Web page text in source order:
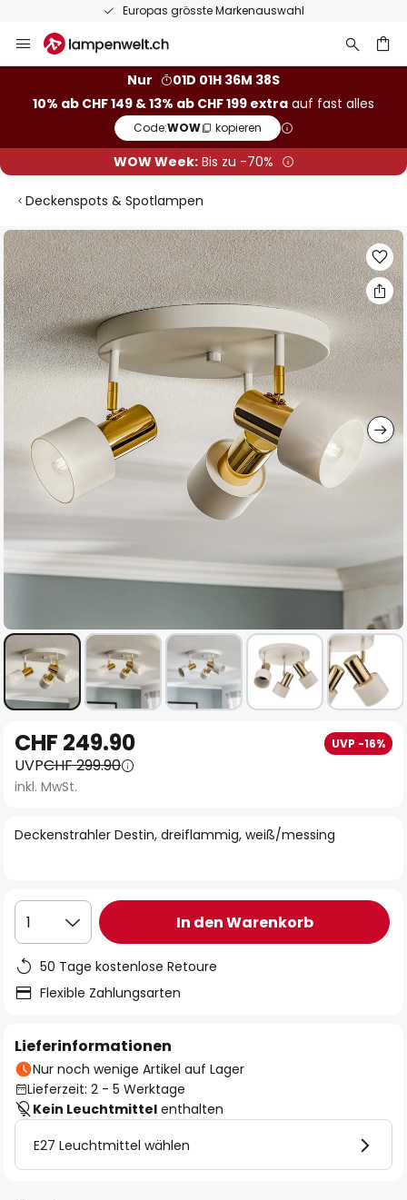
Europas grösste Markenauswahl
Inhalt
Nur
01D 01H 36M 37S
10% ab CHF 149 & 13% ab CHF 199 extra auf fast alles
Code:WOW kopieren
WOW Week:Bis zu -70%
Deckenspots & Spotlampen
Zum
Ende
der
Bildgalerie
springen
Anfang
der
Bildgalerie
Deckenstrahler Destin, dreiflammig, weiß/messing
CHF 249.90 UVP -16%
UVPCHF 299.90
inkl. MwSt.
1 In den Warenkorb
50 Tage kostenlose Retoure
Flexible Zahlungsarten
Lieferinformationen
Nur noch wenige Artikel auf Lager
Lieferzeit: 2 - 5 Werktage
Kein Leuchtmittel enthalten
E27 Leuchtmittel wählen